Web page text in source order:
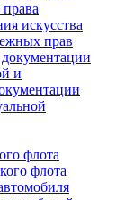
права
искусства
прав
и
флота
флота